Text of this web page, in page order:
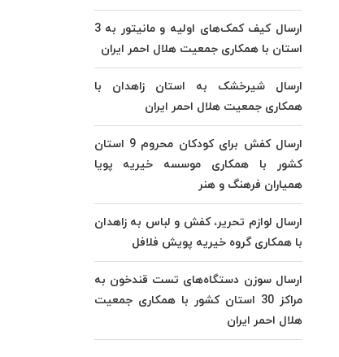
ارسال کیف کمک‌های اولیه و مانیتور به 3
استان با همکاری جمعیت هلال احمر ایران
ارسال شیرخشک به استان زاهدان با
همکاری جمعیت هلال احمر ایران
ارسال کفش برای کودکان محروم 9 استان
کشور با همکاری موسسه خیریه پویا
همیاران فرهنگ و هنر
ارسال لوازم تحریر، کفش و لباس به زاهدان
با همکاری گروه خیریه پویش فلافل
ارسال سوزن دستگاه‌های تست قندخون به
مراکز 30 استان کشور با همکاری جمعیت
هلال احمر ایران